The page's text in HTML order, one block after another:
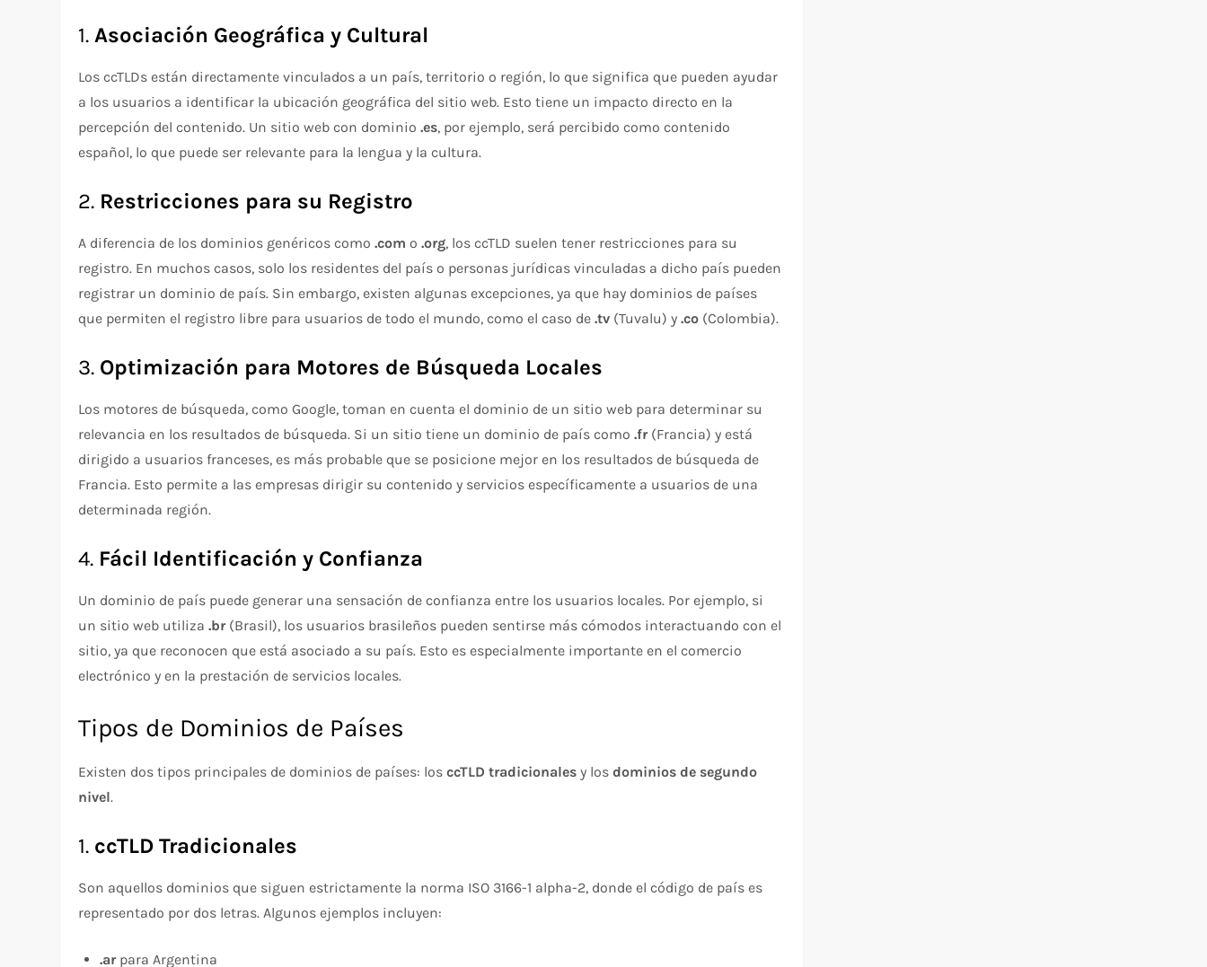
1. Asociación Geográfica y Cultural
Los ccTLDs están directamente vinculados a un país, territorio o región, lo que significa que pueden ayudar
a los usuarios a identificar la ubicación geográfica del sitio web. Esto tiene un impacto directo en la
percepción del contenido. Un sitio web con dominio.es, por ejemplo, será percibido como contenido
español, lo que puede ser relevante para la lengua y la cultura.
2. Restricciones para su Registro
A diferencia de los dominios genéricos como.com o.org, los ccTLD suelen tener restricciones para su
registro. En muchos casos, solo los residentes del país o personas jurídicas vinculadas a dicho país pueden
registrar un dominio de país. Sin embargo, existen algunas excepciones, ya que hay dominios de países
que permiten el registro libre para usuarios de todo el mundo, como el caso de.tv (Tuvalu) y.co (Colombia).
3. Optimización para Motores de Búsqueda Locales
Los motores de búsqueda, como Google, toman en cuenta el dominio de un sitio web para determinar su
relevancia en los resultados de búsqueda. Si un sitio tiene un dominio de país como.fr(Francia) y está
dirigido a usuarios franceses, es más probable que se posicione mejor en los resultados de búsqueda de
Francia. Esto permite a las empresas dirigir su contenido y servicios específicamente a usuarios de una
determinada región.
4. Fácil Identificación y Confianza
Un dominio de país puede generar una sensación de confianza entre los usuarios locales. Por ejemplo, si
un sitio web utiliza.br(Brasil), los usuarios brasileños pueden sentirse más cómodos interactuando con el
sitio, ya que reconocen que está asociado a su país. Esto es especialmente importante en el comercio
electrónico y en la prestación de servicios locales.
Tipos de Dominios de Países
Existen dos tipos principales de dominios de países: losccTLD tradicionales y losdominios de segundo
nivel.
1. ccTLD Tradicionales
Son aquellos dominios que siguen estrictamente la norma ISO 3166-1 alpha-2, donde el código de país es
representado por dos letras. Algunos ejemplos incluyen:
.arpara Argentina